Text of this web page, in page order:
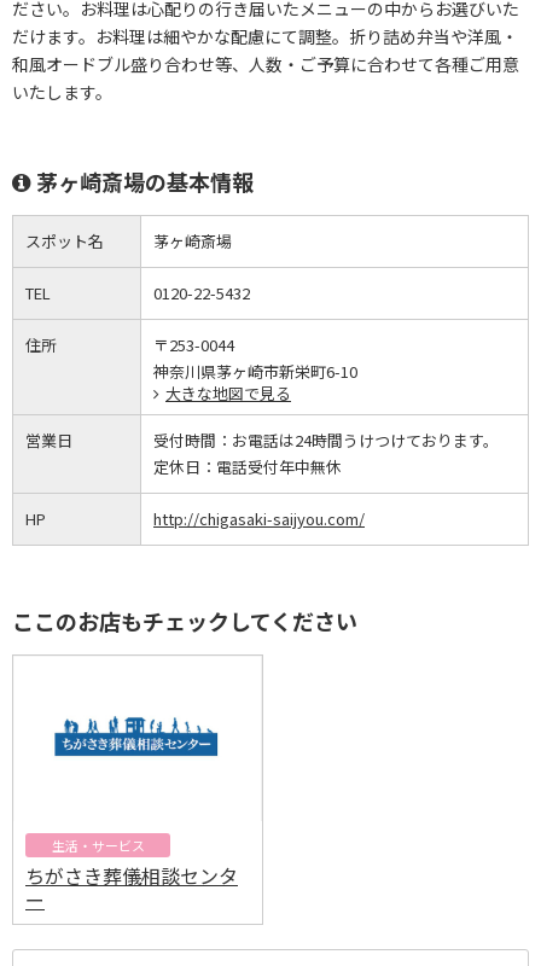
ださい。お料理は心配りの行き届いたメニューの中からお選びいた
だけます。お料理は細やかな配慮にて調整。折り詰め弁当や洋風・
和風オードブル盛り合わせ等、人数・ご予算に合わせて各種ご用意
いたします。
茅ヶ崎斎場の基本情報
スポット名 茅ヶ崎斎場
TEL 0120-22-5432
住所
〒253-0044
神奈川県茅ヶ崎市新栄町6-10
大きな地図で見る
営業日 受付時間： お電話は24時間うけつけております。
定休日： 電話受付年中無休
HP http://chigasaki-saijyou.com/
ここのお店もチェックしてください
生活・サービス
ちがさき葬儀相談センタ
ー